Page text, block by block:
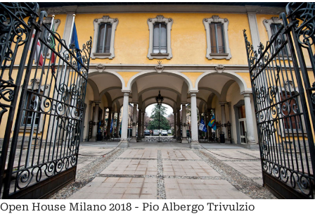
Open House Milano 2018 - Pio Albergo Trivulzio